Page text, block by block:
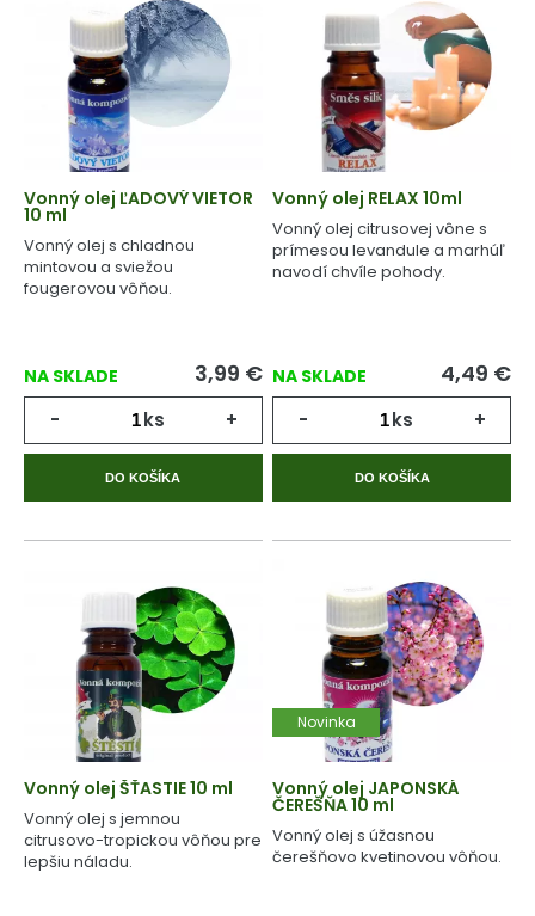
Vonný olej ĽADOVÝ VIETOR
10 ml
Vonný olej s chladnou
mintovou a sviežou
fougerovou vôňou.
NA SKLADE 3,99 €
- ks +
DO KOŠÍKA
Vonný olej RELAX 10ml
Vonný olej citrusovej vône s
prímesou levandule a marhúľ
navodí chvíle pohody.
NA SKLADE 4,49 €
- ks +
DO KOŠÍKA
Vonný olej ŠŤASTIE 10 ml
Vonný olej s jemnou
citrusovo-tropickou vôňou pre
lepšiu náladu.
Novinka
Vonný olej JAPONSKÁ
ČEREŠŇA 10 ml
Vonný olej s úžasnou
čerešňovo kvetinovou vôňou.